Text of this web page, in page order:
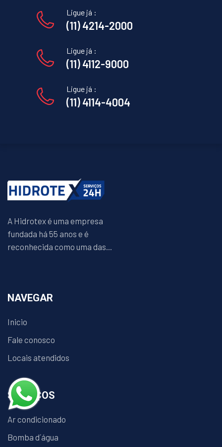
Ligue já :
(11) 4214-2000
Ligue já :
(11) 4112-9000
Ligue já :
(11) 4114-4004
A Hidrotex é uma empresa
fundada há 55 anos e é
reconhecida como uma das...
NAVEGAR
Inicio
Fale conosco
Locais atendidos
SERVIÇOS
Ar condicionado
Bomba d´água